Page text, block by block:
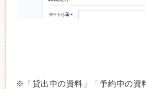
※「貸出中の資料」「予約中の資